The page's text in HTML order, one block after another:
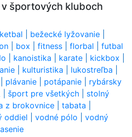
športových kluboch
bežecké lyžovanie
box fitness florbal
futbal
kanoistika karate kickbox
kulturistika lukostreľba
plávanie potápanie
rybársky
šport pre všetkých
stolný
z brokovnice tabata
oddiel vodné pólo
vodný